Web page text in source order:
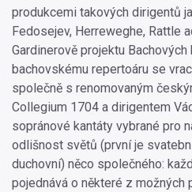
produkcemi takových dirigentů
Fedosejev, Herreweghe, Rattle
Gardinerově projektu Bachových
bachovskému repertoáru se
společně s renomovaným
Collegium 1704 a dirigentem
sopránové kantáty vybrané pro
odlišnost světů (první je
duchovní) něco společného:
pojednává o některé z možných